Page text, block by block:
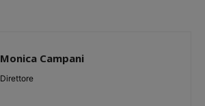
Monica Campani
Direttore